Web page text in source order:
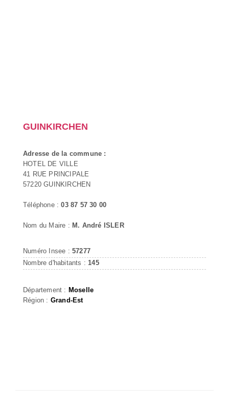
GUINKIRCHEN
Adresse de la commune :
HOTEL DE VILLE
41 RUE PRINCIPALE
57220 GUINKIRCHEN
Téléphone :03 87 57 30 00
Nom du Maire : M. André ISLER
Numéro Insee : 57277
Nombre d'habitants : 145
Département : Moselle
Région : Grand-Est